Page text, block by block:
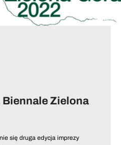
Biennale Zielona
się druga edycja imprezy